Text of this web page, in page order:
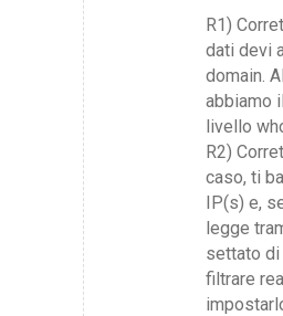
R1)
dati devi
domain.
abbiamo
livello
R2)
caso, ti
IP(s) e,
legge
settato di
filtrare